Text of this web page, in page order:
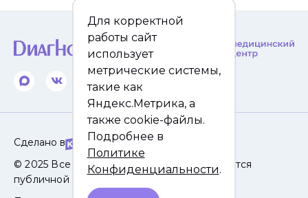
Сделано в
© 2025 Все права защищены. Сайт не является
публичной офертой.
Для корректной
работы сайт
использует
метрические системы,
такие как
Яндекс.Метрика, а
также cookie-файлы.
Подробнее в
Политике
Конфиденциальности.